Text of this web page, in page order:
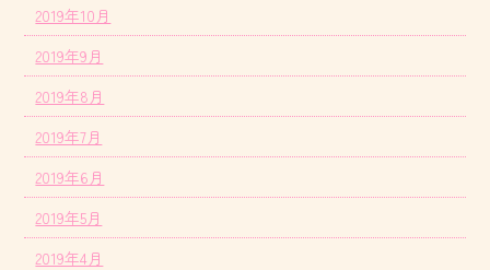
2019年10月
2019年9月
2019年8月
2019年7月
2019年6月
2019年5月
2019年4月